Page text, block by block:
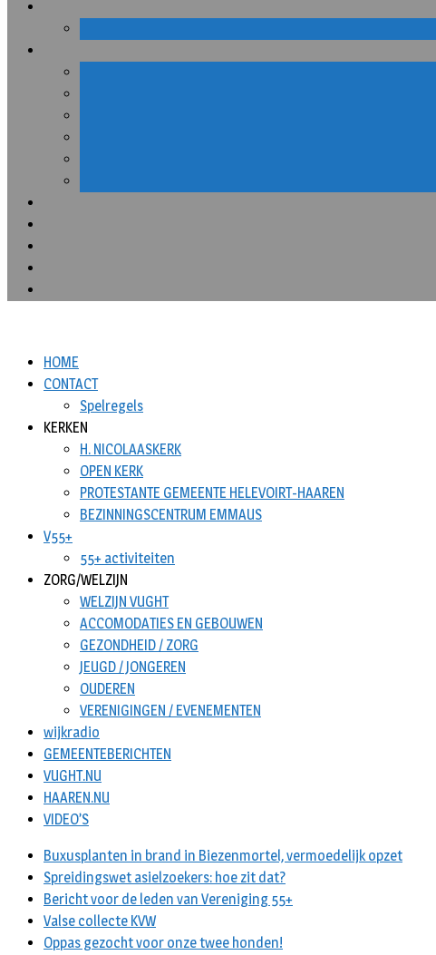
HOME
CONTACT
Spelregels
KERKEN
H. NICOLAASKERK
OPEN KERK
PROTESTANTE GEMEENTE HELEVOIRT-HAAREN
BEZINNINGSCENTRUM EMMAUS
V55+
55+ activiteiten
ZORG/WELZIJN
WELZIJN VUGHT
ACCOMODATIES EN GEBOUWEN
GEZONDHEID / ZORG
JEUGD / JONGEREN
OUDEREN
VERENIGINGEN / EVENEMENTEN
wijkradio
GEMEENTEBERICHTEN
VUGHT.NU
HAAREN.NU
VIDEO’S
Buxusplanten in brand in Biezenmortel, vermoedelijk opzet
Spreidingswet asielzoekers: hoe zit dat?
Bericht voor de leden van Vereniging 55+
Valse collecte KVW
Oppas gezocht voor onze twee honden!